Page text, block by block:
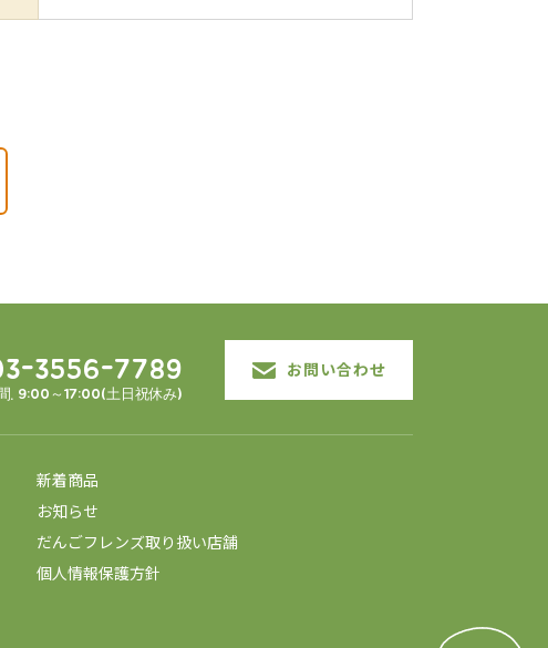
3556-7789
. 9:00～17:00(土日祝休み)
お問い合わせ
新着商品
お知らせ
だんごフレンズ取り扱い店舗
個人情報保護方針